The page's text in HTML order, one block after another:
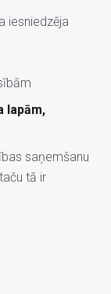
iesniedzēja
lapām,
saņemšanu
tā ir